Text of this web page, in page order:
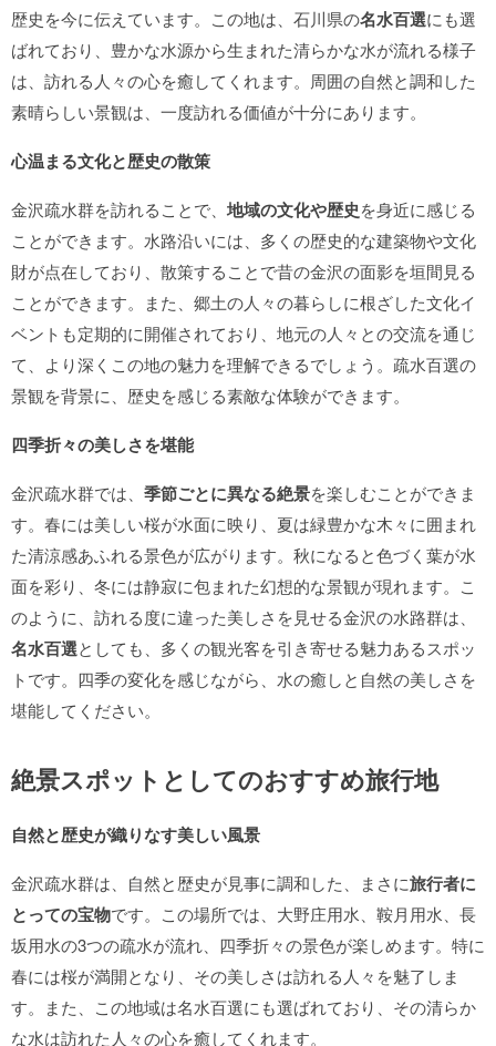
歴史を今に伝えています。この地は、石川県の名水百選にも選
ばれており、豊かな水源から生まれた清らかな水が流れる様子
は、訪れる人々の心を癒してくれます。周囲の自然と調和した
素晴らしい景観は、一度訪れる価値が十分にあります。
心温まる文化と歴史の散策
金沢疏水群を訪れることで、 地域の文化や歴史を身近に感じる
ことができます。水路沿いには、多くの歴史的な建築物や文化
財が点在しており、散策することで昔の金沢の面影を垣間見る
ことができます。また、郷土の人々の暮らしに根ざした文化イ
ベントも定期的に開催されており、地元の人々との交流を通じ
て、より深くこの地の魅力を理解できるでしょう。疏水百選の
景観を背景に、歴史を感じる素敵な体験ができます。
四季折々の美しさを堪能
金沢疏水群では、 季節ごとに異なる絶景を楽しむことができま
す。春には美しい桜が水面に映り、夏は緑豊かな木々に囲まれ
た清涼感あふれる景色が広がります。秋になると色づく葉が水
面を彩り、冬には静寂に包まれた幻想的な景観が現れます。こ
のように、訪れる度に違った美しさを見せる金沢の水路群は、
名水百選としても、多くの観光客を引き寄せる魅力あるスポッ
トです。四季の変化を感じながら、水の癒しと自然の美しさを
堪能してください。
絶景スポットとしてのおすすめ旅行地
自然と歴史が織りなす美しい風景
金沢疏水群は、自然と歴史が見事に調和した、まさに旅行者に
とっての宝物です。この場所では、大野庄用水、鞍月用水、長
坂用水の3つの疏水が流れ、四季折々の景色が楽しめます。特に
春には桜が満開となり、その美しさは訪れる人々を魅了しま
す。また、この地域は名水百選にも選ばれており、その清らか
な水は訪れた人々の心を癒してくれます。